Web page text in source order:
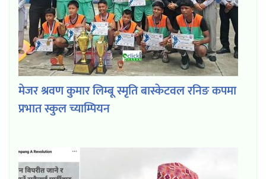
मेजर श्रवण कुमार लिम्बू स्मृति बास्केटवल रनिङ कपमा
प्रभात स्कुल च्याम्पियन